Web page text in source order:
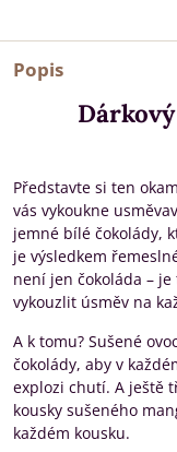
Popis
Představte si ten
vás vykoukne
jemné bílé čokolády,
je výsledkem
není jen čokoláda –
vykouzlit úsměv na
A k tomu? Sušené
čokolády, aby v
explozi chutí. A ještě
kousky sušeného
každém kousku.